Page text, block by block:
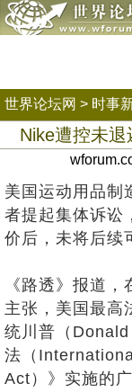
世界论坛网 > 时事
Nike遭控未
美国运动用品制
者提起集体诉讼
价后，未将后续
《路透》报道
主张，美国最高
统川普（
法（
Act）》实施的